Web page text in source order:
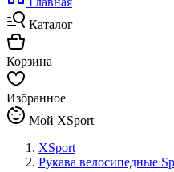
Каталог
Корзина
Избранное
Мой XSport
XSport
Рукава велосипедные